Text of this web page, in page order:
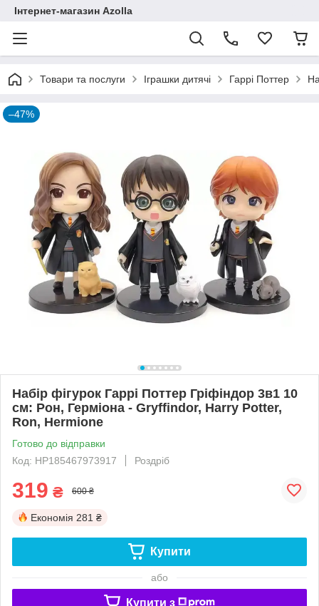
Інтернет-магазин Azolla
Товари та послуги Іграшки дитячі Гаррі Поттер
–47%
Набір фігурок Гаррі Поттер Гріфіндор 3в1 10
см: Рон, Герміона - Gryffindor, Harry Potter,
Ron, Hermione
Готово до відправки
Код: HP185467973917
Роздріб
319 ₴ 600 ₴
Економія 281 ₴
Купити
або
Купити з